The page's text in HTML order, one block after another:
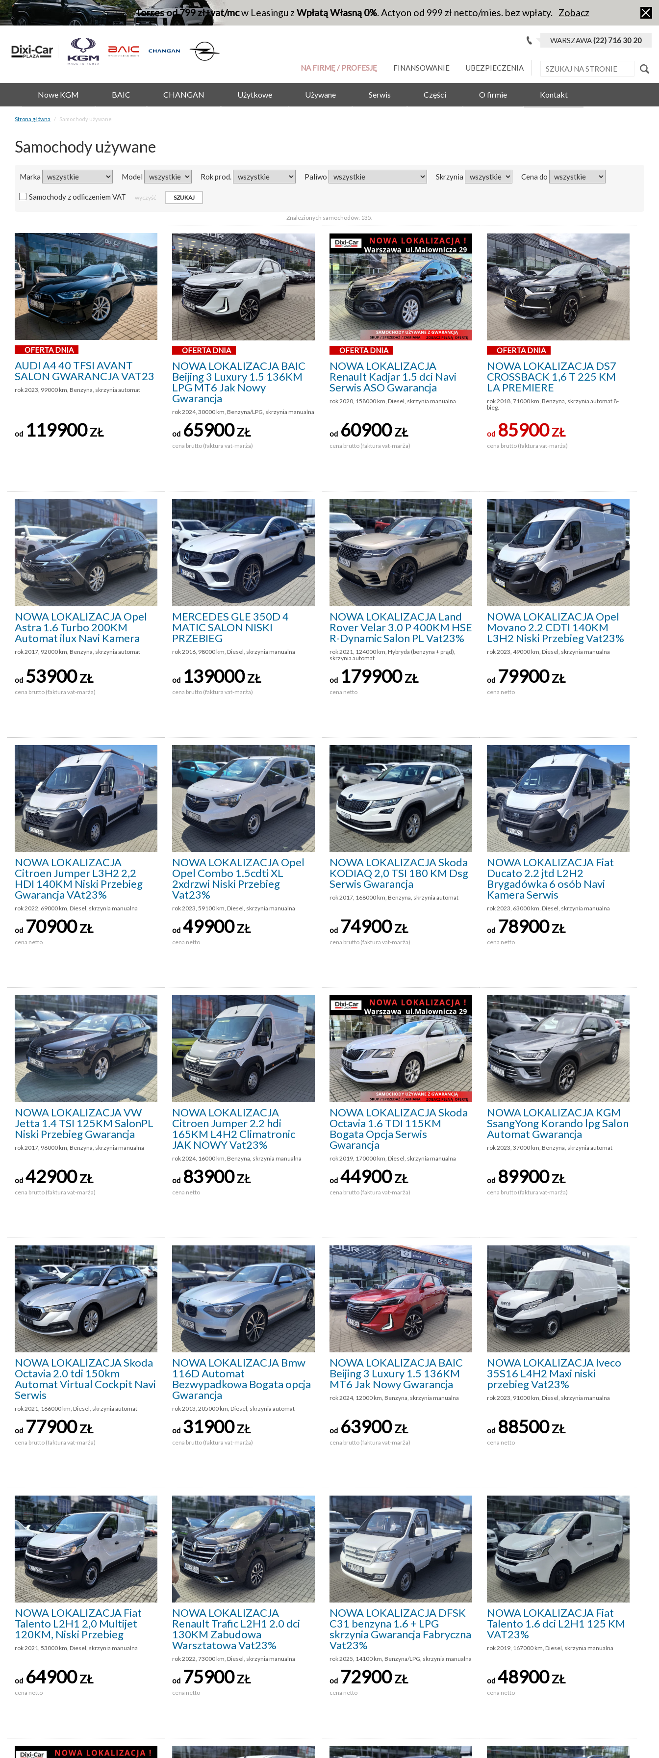
Torres od 799 zł+vat/mcw Leasingu z Wpłatą Własną 0%. Actyon od 999 zł netto/mies. bez wpłaty. Zobacz
WARSZAWA(22) 716 30 20
NA FIRMĘ / PROFESJĘ FINANSOWANIE UBEZPIECZENIA
Nowe KGM BAIC CHANGAN Użytkowe Używane Serwis Części O firmie Kontakt
Strona główna Samochody używane
Samochody używane
Marka Model Rok prod. Paliwo Skrzynia Cena do
Samochody z odliczeniem VAT wyczyść
Znalezionych samochodów: 135.
OFERTA DNIA
AUDI A4 40 TFSI AVANT
SALON GWARANCJA VAT23
rok 2023, 99000 km, Benzyna, skrzynia automat
od 119900ZŁ
OFERTA DNIA
NOWA LOKALIZACJA BAIC
Beijing 3 Luxury 1.5 136KM
LPG MT6 Jak Nowy
Gwarancja
rok 2024, 30000 km, Benzyna/LPG, skrzynia manualna
od 65900ZŁ
cena brutto (faktura vat-marża)
OFERTA DNIA
NOWA LOKALIZACJA
Renault Kadjar 1.5 dci Navi
Serwis ASO Gwarancja
rok 2020, 158000 km, Diesel, skrzynia manualna
od 60900ZŁ
cena brutto (faktura vat-marża)
OFERTA DNIA
NOWA LOKALIZACJA DS7
CROSSBACK 1,6 T 225 KM
LA PREMIERE
rok 2018, 71000 km, Benzyna, skrzynia automat 8-
bieg.
od 85900ZŁ
cena brutto (faktura vat-marża)
NOWA LOKALIZACJA Opel
Astra 1.6 Turbo 200KM
Automat ilux Navi Kamera
rok 2017, 92000 km, Benzyna, skrzynia automat
od 53900ZŁ
cena brutto (faktura vat-marża)
MERCEDES GLE 350D 4
MATIC SALON NISKI
PRZEBIEG
rok 2016, 98000 km, Diesel, skrzynia manualna
od 139000ZŁ
cena brutto (faktura vat-marża)
NOWA LOKALIZACJA Land
Rover Velar 3.0 P 400KM HSE
R-Dynamic Salon PL Vat23%
rok 2021, 124000 km, Hybryda (benzyna + prąd),
skrzynia automat
od 179900ZŁ
cena netto
NOWA LOKALIZACJA Opel
Movano 2.2 CDTI 140KM
L3H2 Niski Przebieg Vat23%
rok 2023, 49000 km, Diesel, skrzynia manualna
od 79900ZŁ
cena netto
NOWA LOKALIZACJA
Citroen Jumper L3H2 2,2
HDI 140KM Niski Przebieg
Gwarancja VAt23%
rok 2022, 69000 km, Diesel, skrzynia manualna
od 70900ZŁ
cena netto
NOWA LOKALIZACJA Opel
Opel Combo 1.5cdti XL
2xdrzwi Niski Przebieg
Vat23%
rok 2023, 59100 km, Diesel, skrzynia manualna
od 49900ZŁ
cena netto
NOWA LOKALIZACJA Skoda
KODIAQ 2,0 TSI 180 KM Dsg
Serwis Gwarancja
rok 2017, 168000 km, Benzyna, skrzynia automat
od 74900ZŁ
cena brutto (faktura vat-marża)
NOWA LOKALIZACJA Fiat
Ducato 2.2 jtd L2H2
Brygadówka 6 osób Navi
Kamera Serwis
rok 2023, 63000 km, Diesel, skrzynia manualna
od 78900ZŁ
cena netto
NOWA LOKALIZACJA VW
Jetta 1.4 TSI 125KM SalonPL
Niski Przebieg Gwarancja
rok 2017, 96000 km, Benzyna, skrzynia manualna
od 42900ZŁ
cena brutto (faktura vat-marża)
NOWA LOKALIZACJA
Citroen Jumper 2.2 hdi
165KM L4H2 Climatronic
JAK NOWY Vat23%
rok 2024, 16000 km, Benzyna, skrzynia manualna
od 83900ZŁ
cena netto
NOWA LOKALIZACJA Skoda
Octavia 1.6 TDI 115KM
Bogata Opcja Serwis
Gwarancja
rok 2019, 170000 km, Diesel, skrzynia manualna
od 44900ZŁ
cena brutto (faktura vat-marża)
NOWA LOKALIZACJA KGM
SsangYong Korando lpg Salon
Automat Gwarancja
rok 2023, 37000 km, Benzyna, skrzynia automat
od 89900ZŁ
cena brutto (faktura vat-marża)
NOWA LOKALIZACJA Skoda
Octavia 2.0 tdi 150km
Automat Virtual Cockpit Navi
Serwis
rok 2021, 166000 km, Diesel, skrzynia automat
od 77900ZŁ
cena brutto (faktura vat-marża)
NOWA LOKALIZACJA Bmw
116D Automat
Bezwypadkowa Bogata opcja
Gwarancja
rok 2013, 205000 km, Diesel, skrzynia automat
od 31900ZŁ
cena brutto (faktura vat-marża)
NOWA LOKALIZACJA BAIC
Beijing 3 Luxury 1.5 136KM
MT6 Jak Nowy Gwarancja
rok 2024, 12000 km, Benzyna, skrzynia manualna
od 63900ZŁ
cena brutto (faktura vat-marża)
NOWA LOKALIZACJA Iveco
35S16 L4H2 Maxi niski
przebieg Vat23%
rok 2023, 91000 km, Diesel, skrzynia manualna
od 88500ZŁ
cena netto
NOWA LOKALIZACJA Fiat
Talento L2H1 2,0 Multijet
120KM, Niski Przebieg
rok 2021, 53000 km, Diesel, skrzynia manualna
od 64900ZŁ
cena netto
NOWA LOKALIZACJA
Renault Trafic L2H1 2.0 dci
130KM Zabudowa
Warsztatowa Vat23%
rok 2022, 73000 km, Diesel, skrzynia manualna
od 75900ZŁ
cena netto
NOWA LOKALIZACJA DFSK
C31 benzyna 1.6 + LPG
skrzynia Gwarancja Fabryczna
Vat23%
rok 2025, 14100 km, Benzyna/LPG, skrzynia manualna
od 72900ZŁ
cena netto
NOWA LOKALIZACJA Fiat
Talento 1.6 dci L2H1 125 KM
VAT23%
rok 2019, 167000 km, Diesel, skrzynia manualna
od 48900ZŁ
cena netto